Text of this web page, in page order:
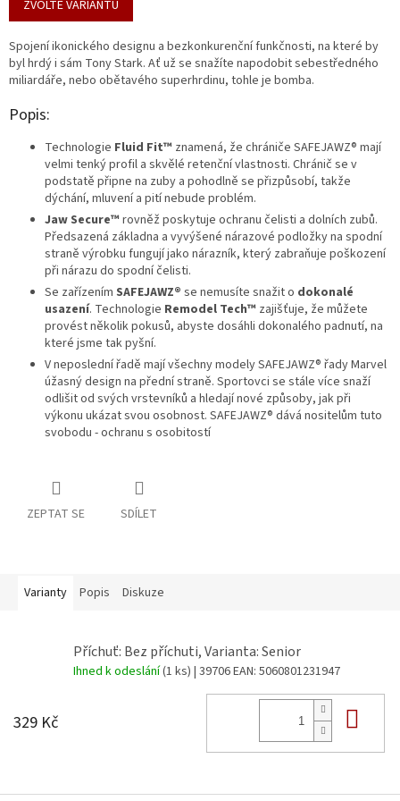
cena:
ZVOLTE VARIANTU
Spojení ikonického designu a bezkonkurenční funkčnosti, na které by
byl hrdý i sám Tony Stark. Ať už se snažíte napodobit sebestředného
miliardáře, nebo obětavého superhrdinu, tohle je bomba.
Popis:
Technologie Fluid Fit™ znamená, že chrániče SAFEJAWZ® mají
velmi tenký profil a skvělé retenční vlastnosti. Chránič se v
podstatě připne na zuby a pohodlně se přizpůsobí, takže
dýchání, mluvení a pití nebude problém.
Jaw Secure™ rovněž poskytuje ochranu čelisti a dolních zubů.
Předsazená základna a vyvýšené nárazové podložky na spodní
straně výrobku fungují jako nárazník, který zabraňuje poškození
při nárazu do spodní čelisti.
Se zařízením SAFEJAWZ® se nemusíte snažit o dokonalé
usazení. Technologie Remodel Tech™ zajišťuje, že můžete
provést několik pokusů, abyste dosáhli dokonalého padnutí, na
které jsme tak pyšní.
V neposlední řadě mají všechny modely SAFEJAWZ® řady Marvel
úžasný design na přední straně. Sportovci se stále více snaží
odlišit od svých vrstevníků a hledají nové způsoby, jak při
výkonu ukázat svou osobnost. SAFEJAWZ® dává nositelům tuto
svobodu - ochranu s osobitostí
ZEPTAT SE SDÍLET
Varianty Popis Diskuze
Příchuť: Bez příchuti, Varianta: Senior
Ihned k odeslání(1 ks) | 39706EAN: 5060801231947
329 Kč